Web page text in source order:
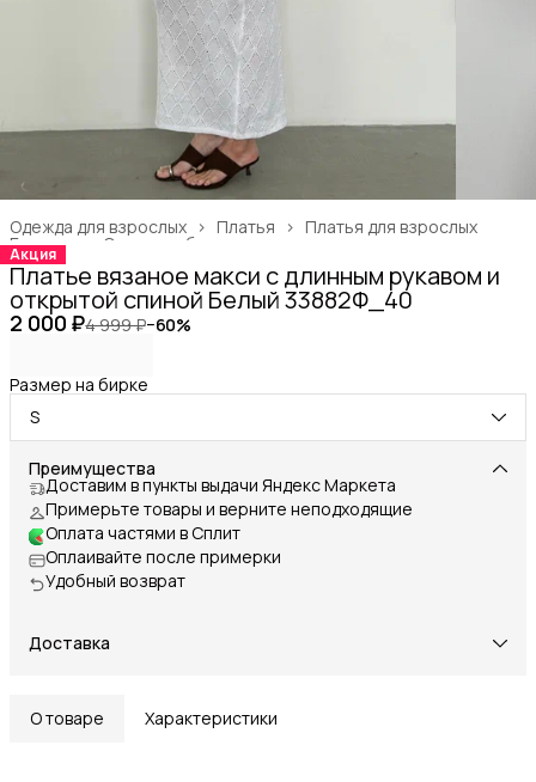
Платья для взрослых
Платья ›
Одежда для взрослых ›
Одежда, обувь и аксессуары
Главная ›
Акция
Платье вязаное макси с длинным рукавом и
открытой спиной Белый 33882Ф_40
2 000 ₽4 999 ₽−60%
Размер на бирке
S
Преимущества
Доставим в пункты выдачи Яндекс Маркета
Примерьте товары и верните неподходящие
Оплата частями в Сплит
Оплаивайте после примерки
Удобный возврат
Доставка
О товаре Характеристики